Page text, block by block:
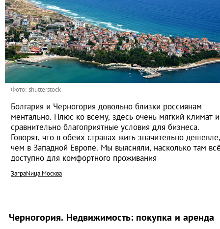
Фото: shutterstock
Болгария и Черногория довольно близки россиянам
ментально. Плюс ко всему, здесь очень мягкий климат и
сравнительно благоприятные условия для бизнеса.
Говорят, что в обеих странах жить значительно дешевле,
чем в Западной Европе. Мы выясняли, насколько там
доступно для комфортного проживания
ЗаграNица.Москва
Черногория. Недвижимость: покупка и аренда